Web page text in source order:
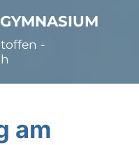
-
am